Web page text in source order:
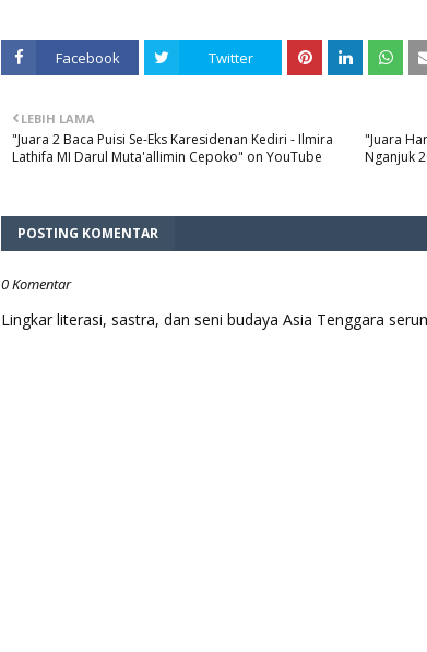
Facebook Twitter
"Juara
Nganjuk
LEBIH LAMA
"Juara 2 Baca Puisi Se-Eks Karesidenan Kediri - Ilmira
Lathifa MI Darul Muta'allimin Cepoko" on YouTube
POSTING KOMENTAR
0 Komentar
Lingkar literasi, sastra, dan seni budaya Asia Tenggara